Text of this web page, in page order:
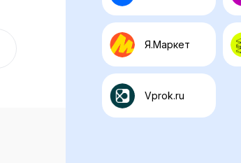
Я.Маркет
Vprok.ru